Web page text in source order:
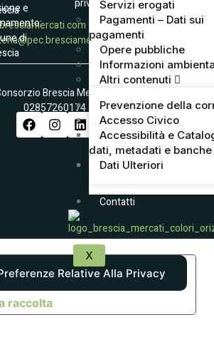
Servizi erogati
Pagamenti – Dati sui
pagamenti
Opere pubbliche
Informazioni
Altri contenuti
Prevenzione della
Accesso Civico
Accessibilità e
dati, metadati e
Dati Ulteriori
Contatti
X
e
di
privati Dati e contatto
DPO
Brescia Mercati S.p.A. – Partita IVA
02857260174
raccolta
Relative Alla Privacy